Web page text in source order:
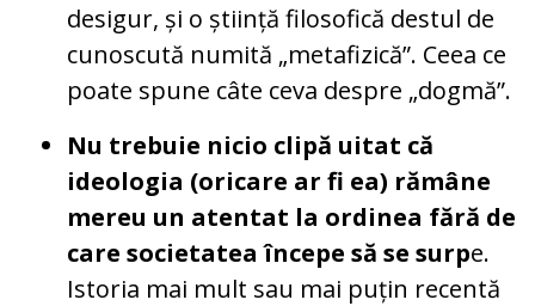
desigur, și o știință filosofică destul de
cunoscută numită „metafizică”. Ceea ce
poate spune câte ceva despre „dogmă”.
Nu trebuie nicio clipă uitat că
ideologia (oricare ar fi ea) rămâne
mereu un atentat la ordinea fără de
care societatea începe să se surpe.
Istoria mai mult sau mai puțin recentă